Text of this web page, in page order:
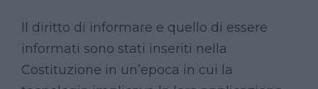
Il diritto di informare e quello di essere
informati sono stati inseriti nella
Costituzione in un’epoca in cui la